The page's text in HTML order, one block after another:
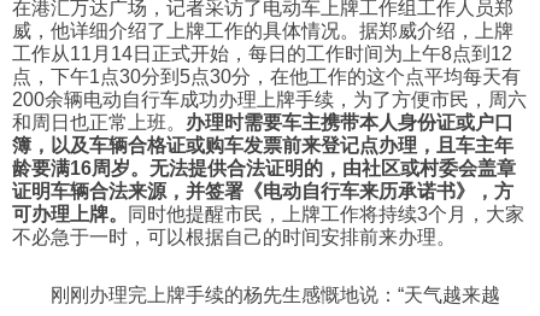
在港汇万达广场，记者采访了电动车上牌工作组工作人员郑
威，他详细介绍了上牌工作的具体情况。据郑威介绍，上牌
工作从11月14日正式开始，每日的工作时间为上午8点到12
点，下午1点30分到5点30分，在他工作的这个点平均每天有
200余辆电动自行车成功办理上牌手续，为了方便市民，周六
和周日也正常上班。 办理时需要车主携带本人身份证或户口
簿，以及车辆合格证或购车发票前来登记点办理，且车主年
龄要满16周岁。无法提供合法证明的，由社区或村委会盖章
证明车辆合法来源，并签署《电动自行车来历承诺书》，方
可办理上牌。
同时他提醒市民，上牌工作将持续3个月，大家
不必急于一时，可以根据自己的时间安排前来办理。
刚刚办理完上牌手续的杨先生感慨地说：“天气越来越